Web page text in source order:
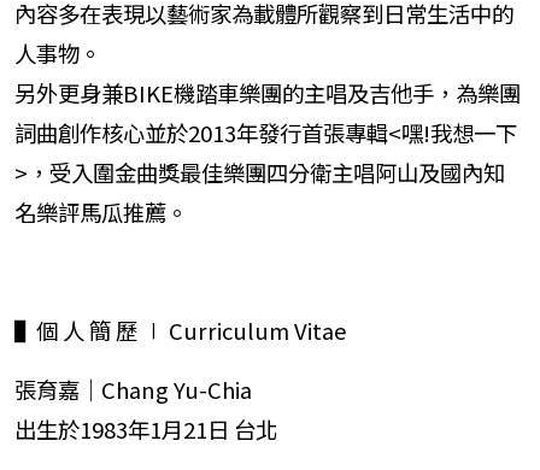
內容多在表現以藝術家為載體所觀察到日常生活中的
人事物。
另外更身兼BIKE機踏車樂團的主唱及吉他手，為樂團
詞曲創作核心並於2013年發行首張專輯<嘿!我想一下
>，受入圍金曲獎最佳樂團四分衛主唱阿山及國內知
名樂評馬瓜推薦。
▌個 人 簡 歷 ∣ Curriculum Vitae
張育嘉｜Chang Yu-Chia
出生於1983年1月21日 台北